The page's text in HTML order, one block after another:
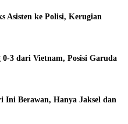
Asisten ke Polisi, Kerugian
3 dari Vietnam, Posisi Garuda
Berawan, Hanya Jaksel dan